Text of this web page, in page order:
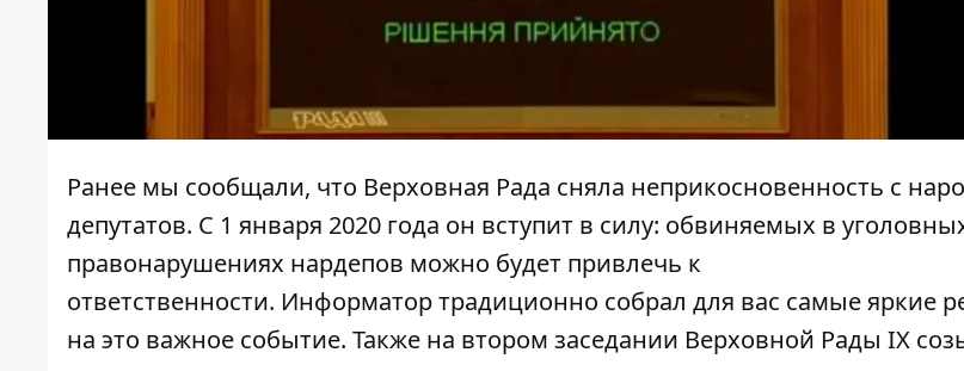
Ранее мы сообщали, что Верховная Рада сняла неприкосновенность с
депутатов. С 1 января 2020 года он вступит в силу: обвиняемых в
правонарушениях нардепов можно будет привлечь к
ответственности. Информатор традиционно собрал для вас самые яркие
на это важное событие. Также на втором заседании Верховной Рады IX